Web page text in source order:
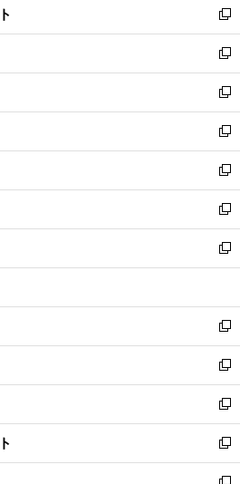
く
ド
ウ
で
開
く
ィ
ン
ド
ウ
で
開
く
い
ウ
ィ
ン
ド
ウ
で
開
く
新
し
い
ウ
ィ
ン
ド
ウ
で
開
く
新
し
い
ウ
ィ
ン
ド
ウ
で
開
く
新
し
い
ウ
ィ
ン
ド
ウ
で
開
新
し
い
ウ
ィ
ン
ド
ウ
開
く
新
し
い
ウ
ィ
ン
ウ
で
開
く
新
し
い
ウ
ン
ド
ウ
で
開
く
新
し
ウ
ィ
ン
ド
ウ
で
開
く
新
し
い
ウ
ィ
ン
ド
ウ
新
し
い
ウ
ィ
ン
新
し
い
ウ
新
し